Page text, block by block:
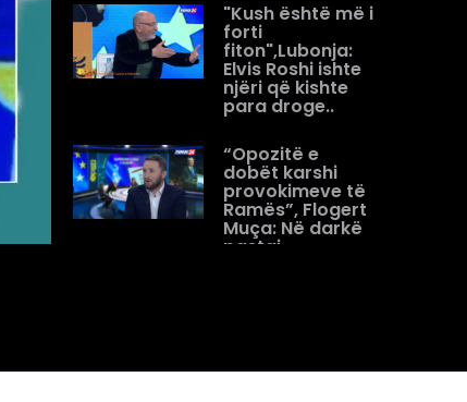
"Kush është më i
forti
fiton",Lubonja:
Elvis Roshi ishte
njëri që kishte
para droge..
“Opozitë e
dobët karshi
provokimeve të
Ramës”, Flogert
Muça: Në darkë
pastaj
gjuhën e Ramës/